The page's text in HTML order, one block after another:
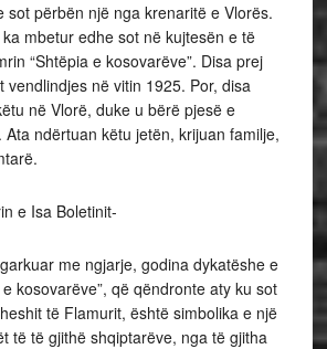
sot përbën një nga krenaritë e Vlorës.
mbetur edhe sot në kujtesën e të
“Shtëpia e kosovarëve”. Disa prej
vendlindjes në vitin 1925. Por, disa
në Vlorë, duke u bërë pjesë e
ndërtuan këtu jetën, krijuan familje,
e Isa Boletinit-
me ngjarje, godina dykatëshe e
kosovarëve”, që qëndronte aty ku sot
të Flamurit, është simbolika e një
të të gjithë shqiptarëve, nga të gjitha